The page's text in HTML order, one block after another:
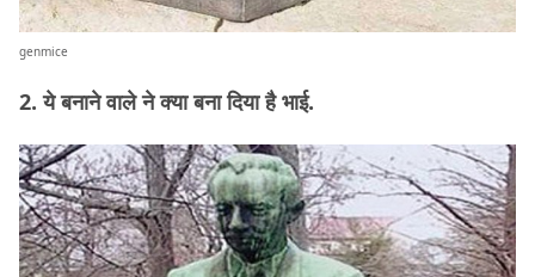
genmice
2. ये बनाने वाले ने क्या बना दिया है भाई.